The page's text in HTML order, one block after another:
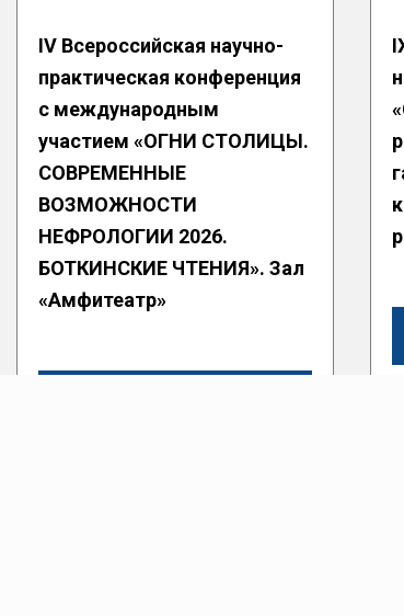
IV Всероссийская научно-
практическая конференция
с международным
участием «ОГНИ СТОЛИЦЫ.
СОВРЕМЕННЫЕ
ВОЗМОЖНОСТИ
НЕФРОЛОГИИ 2026.
БОТКИНСКИЕ ЧТЕНИЯ». Зал
«Амфитеатр»